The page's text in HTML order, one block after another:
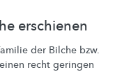
erschienen
der Bilche bzw.
recht geringen